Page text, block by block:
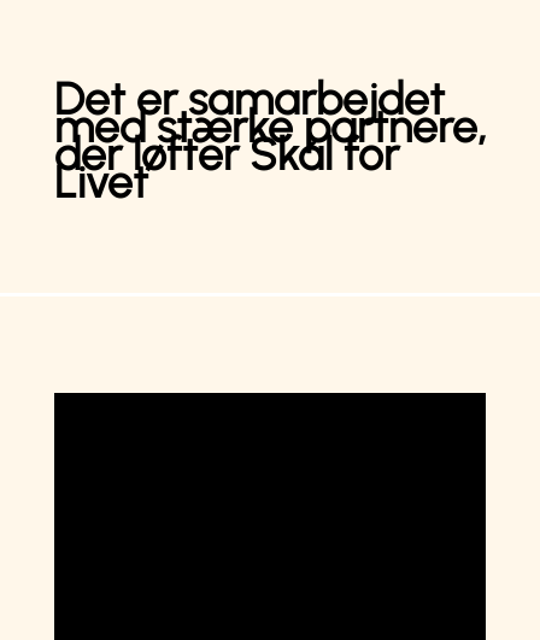
Det er samarbejdet
med stærke partnere,
der løfter Skål for
Livet